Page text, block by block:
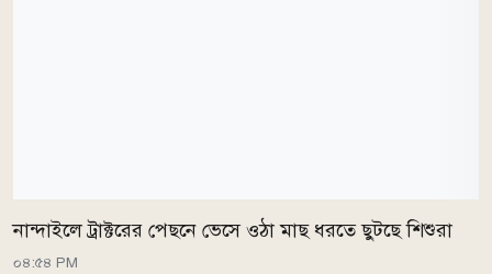
নান্দাইলে ট্রাক্টরের পেছনে ভেসে ওঠা মাছ ধরতে ছুটছে শিশুরা
০৪:৫৪ PM